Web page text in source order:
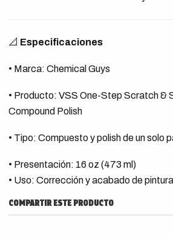
📐 Especificaciones
• Marca: Chemical Guys
• Producto: VSS One-Step Scratch &
Compound Polish
• Tipo: Compuesto y polish de un solo
• Presentación: 16 oz (473 ml)
• Uso: Corrección y acabado de pintura
COMPARTIR ESTE PRODUCTO